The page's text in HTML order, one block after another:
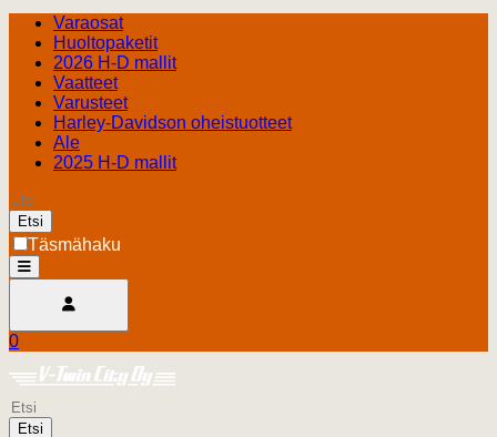
Varaosat
Huoltopaketit
2026 H-D mallit
Vaatteet
Varusteet
Harley-Davidson oheistuotteet
Ale
2025 H-D mallit
Etsi
Täsmähaku
open
Ostoskori
0.00 €
0
Harley Davidson Turku
Etsi